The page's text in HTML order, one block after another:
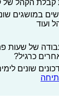
קבלת הקהל של
במושגים
ועוד
של שעות
כרגיל?
שונים